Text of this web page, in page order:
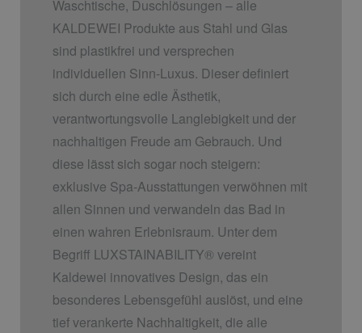
Waschtische, Duschlösungen – alle
KALDEWEI Produkte aus Stahl und Glas
sind plastikfrei und versprechen
individuellen Sinn-Luxus. Dieser definiert
sich durch eine edle Ästhetik,
verantwortungsvolle Langlebigkeit und der
nachhaltigen Freude am Gebrauch. Und
diese lässt sich sogar noch steigern:
exklusive Spa-Ausstattungen verwöhnen mit
allen Sinnen und verwandeln das Bad in
einen wahren Erlebnisraum. Unter dem
Begriff LUXSTAINABILITY® vereint
Kaldewei innovatives Design, das ein
besonderes Lebensgefühl auslöst, und eine
tief verankerte Nachhaltigkeit, die alle